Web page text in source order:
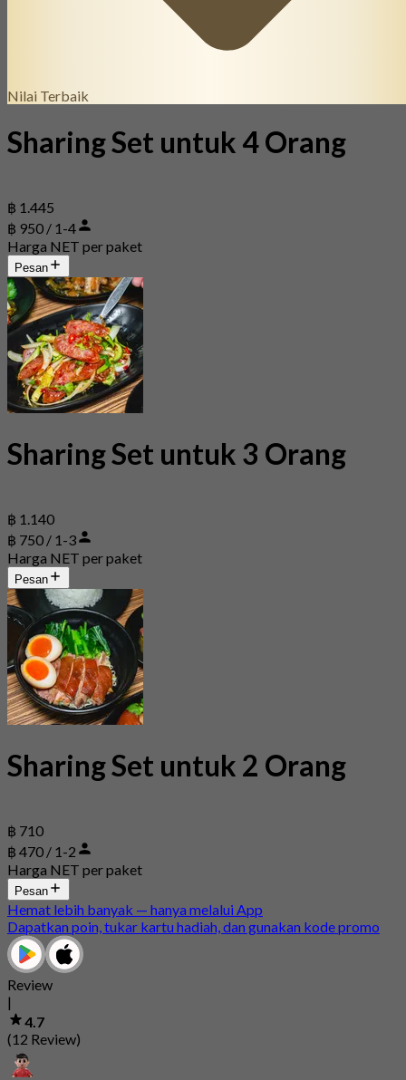
Nilai Terbaik
Sharing Set untuk 4 Orang
฿ 1.445
฿ 950 / 1-4
Harga NET per paket
Pesan
Sharing Set untuk 3 Orang
฿ 1.140
฿ 750 / 1-3
Harga NET per paket
Pesan
Sharing Set untuk 2 Orang
฿ 710
฿ 470 / 1-2
Harga NET per paket
Pesan
Hemat lebih banyak — hanya melalui App
Dapatkan poin, tukar kartu hadiah, dan gunakan kode promo
Review
|
4.7
(12 Review)